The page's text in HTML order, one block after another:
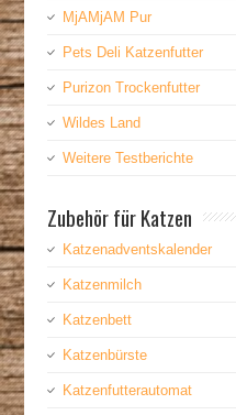
MjAMjAM Pur
Pets Deli Katzenfutter
Purizon Trockenfutter
Wildes Land
Weitere Testberichte
Zubehör für Katzen
Katzenadventskalender
Katzenmilch
Katzenbett
Katzenbürste
Katzenfutterautomat